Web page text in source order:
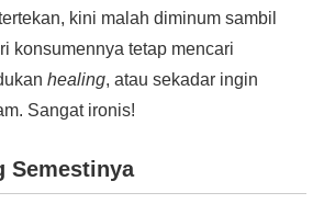
kini malah diminum sambil
konsumennya tetap mencari
healing, atau sekadar ingin
Sangat ironis!
Semestinya